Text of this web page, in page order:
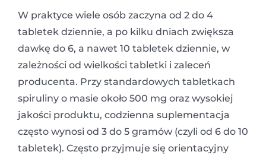
W praktyce wiele osób zaczyna od 2 do 4
tabletek dziennie, a po kilku dniach zwiększa
dawkę do 6, a nawet 10 tabletek dziennie, w
zależności od wielkości tabletki i zaleceń
producenta. Przy standardowych tabletkach
spiruliny o masie około 500 mg oraz wysokiej
jakości produktu, codzienna suplementacja
często wynosi od 3 do 5 gramów (czyli od 6 do 10
tabletek). Często przyjmuje się orientacyjny